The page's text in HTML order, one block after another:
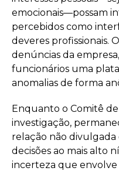
emocionais—possam
percebidos como
deveres profissionais.
denúncias da
funcionários uma
anomalias de forma
Enquanto o Comitê
investigação,
relação não
decisões ao mais alto
incerteza que envolve